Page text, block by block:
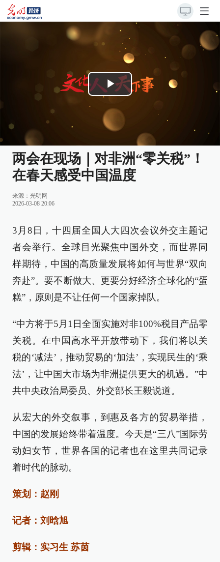
Play
Video
两会在现场｜对非洲“零关税”！
在春天感受中国温度
来源： 光明网
2026-03-08 20:06
3月8日，十四届全国人大四次会议外交主题记
者会举行。全球目光聚焦中国外交，而世界同
样期待，中国的高质量发展将如何与世界“双向
奔赴”。要不断做大、更要分好经济全球化的“蛋
糕”，原则是不让任何一个国家掉队。
“中方将于5月1日全面实施对非100%税目产品零
关税。在中国高水平开放带动下，我们将以关
税的‘减法’，推动贸易的‘加法’，实现民生的‘乘
法’，让中国大市场为非洲提供更大的机遇。”中
共中央政治局委员、外交部长王毅说道。
从宏大的外交叙事，到惠及各方的贸易举措，
中国的发展始终带着温度。今天是“三八”国际劳
动妇女节，世界各国的记者也在这里共同记录
着时代的脉动。
策划：赵刚
记者：刘晗旭
剪辑：实习生 苏茵